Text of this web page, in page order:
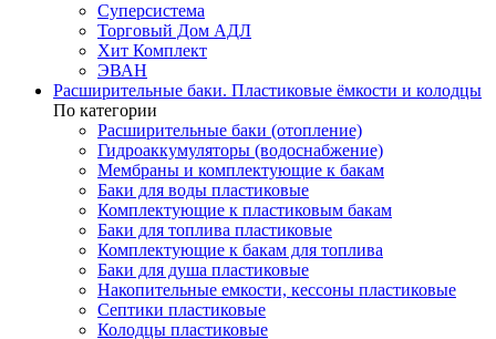
Суперсистема
Торговый Дом АДЛ
Хит Комплект
ЭВАН
Расширительные баки. Пластиковые ёмкости и колодцы
По категории
Расширительные баки (отопление)
Гидроаккумуляторы (водоснабжение)
Мембраны и комплектующие к бакам
Баки для воды пластиковые
Комплектующие к пластиковым бакам
Баки для топлива пластиковые
Комплектующие к бакам для топлива
Баки для душа пластиковые
Накопительные емкости, кессоны пластиковые
Септики пластиковые
Колодцы пластиковые